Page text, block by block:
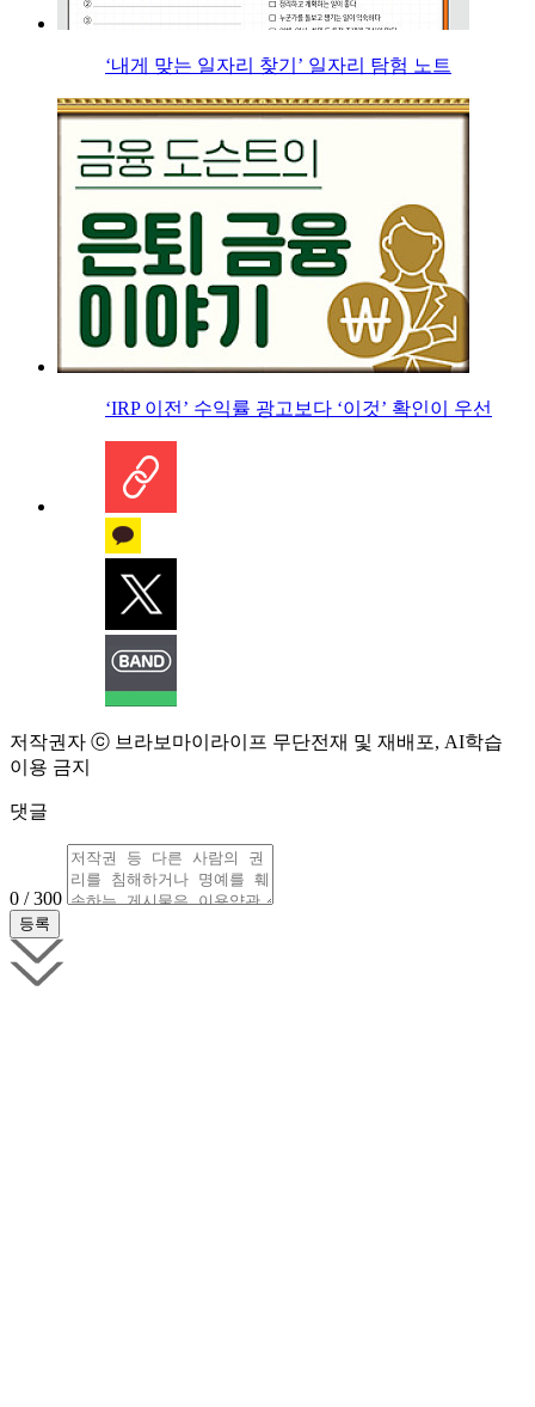
‘내게 맞는 일자리 찾기’ 일자리 탐험 노트
‘IRP 이전’ 수익률 광고보다 ‘이것’ 확인이 우선
저작권자 ⓒ 브라보마이라이프 무단전재 및 재배포, AI학습
이용 금지
댓글
0 / 300